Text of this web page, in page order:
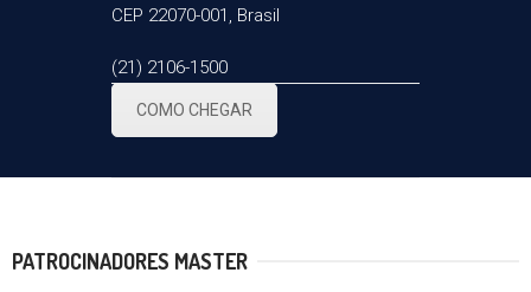
CEP 22070-001, Brasil
(21) 2106-1500
COMO CHEGAR
PATROCINADORES MASTER